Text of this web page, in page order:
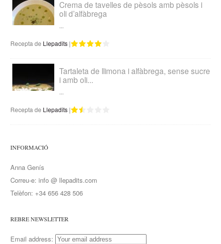
Crema de tavelles de pèsols amb pèsols i
oli d’alfàbrega
...
Recepta de Llepadits |
Tartaleta de llimona i alfàbrega, sense sucre
i amb oli...
...
Recepta de Llepadits |
INFORMACIÓ
Anna Genís
Correu-e: info @ llepadits.com
Telèfon: +34 656 428 506
REBRE NEWSLETTER
Email address: